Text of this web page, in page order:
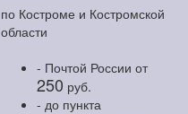
по Костроме и Костромской
области
- Почтой России от
250 руб.
- до пункта